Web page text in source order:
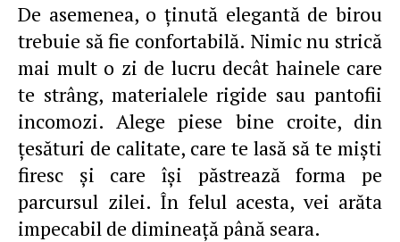
De asemenea, o ţinută elegantă de birou
trebuie să fie confortabilă. Nimic nu strică
mai mult o zi de lucru decât hainele care
te strâng, materialele rigide sau pantofii
incomozi. Alege piese bine croite, din
ţesături de calitate, care te lasă să te mişti
firesc şi care îşi păstrează forma pe
parcursul zilei. În felul acesta, vei arăta
impecabil de dimineaţă până seara.